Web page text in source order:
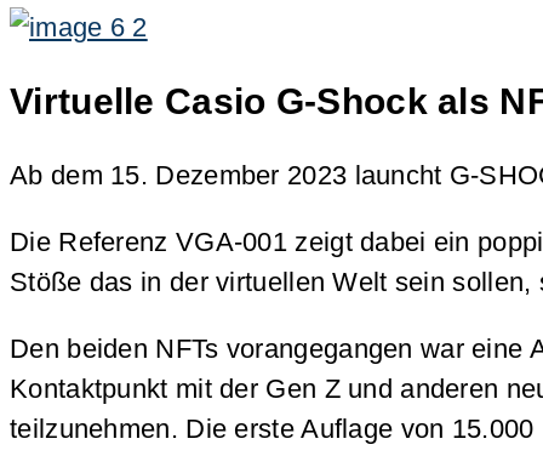
Virtuelle Casio G-Shock als
Ab dem 15. Dezember 2023 launcht G-
Die Referenz VGA-001 zeigt dabei ein
Stöße das in der virtuellen Welt sein
Den beiden NFTs vorangegangen war
Kontaktpunkt mit der Gen Z und anderen
teilzunehmen. Die erste Auflage von